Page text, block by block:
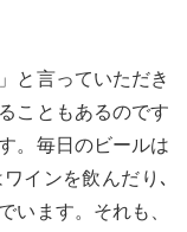
と言っていただき
こともあるのです
。毎日のビールは
インを飲んだり､
います。それも、